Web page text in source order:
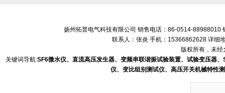
扬州拓普电气科技有限公司 销售电话：86-0514-88988010
联系人：张炎 手机：15366862628 详细
版权所有，未
关键词导航:SF6微水仪、直流高压发生器、变频串联谐振试验装置、试验变压器
仪、变比组别测试仪、高压开关机械特性